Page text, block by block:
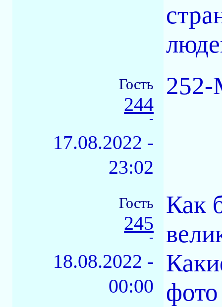
Гость
244
-
17.08.2022 -
23:02
252-
Гость
245
-
18.08.2022 -
00:00
Как